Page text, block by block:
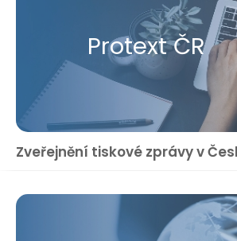
Protext ČR
Zveřejnění tiskové zprávy v